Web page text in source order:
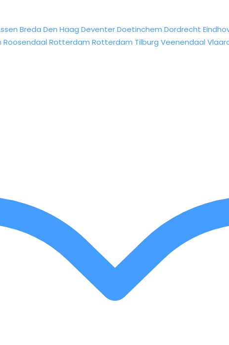
Breda Den Haag DeventerDoetinchem Dordrecht
Roosendaal Rotterdam Rotterdam Tilburg Veenendaal